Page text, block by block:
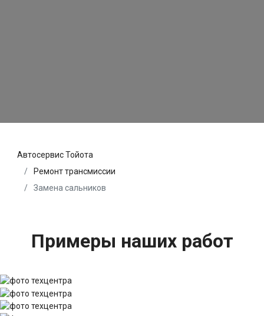
Автосервис Тойота
Ремонт трансмиссии
Замена сальников
Примеры наших работ